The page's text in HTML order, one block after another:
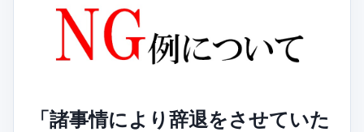
「諸事情により辞退をさせていた